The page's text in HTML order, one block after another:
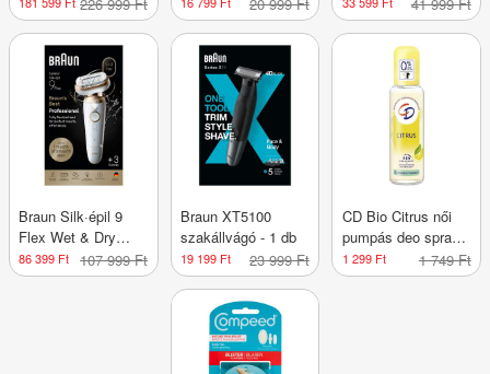
1db
Braun Silk·épil 9
Flex Wet & Dry
epilátor 9-030 - 1 db
86 399 Ft 107 999 Ft
Braun XT5100
szakállvágó - 1 db
19 199 Ft 23 999 Ft
CD Bio Citrus női
pumpás deo spray -
75 ml
1 299 Ft 1 749 Ft